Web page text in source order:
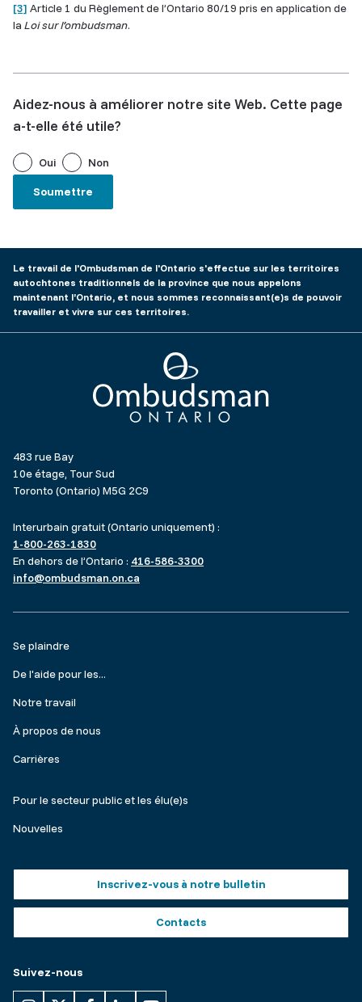
[3] Article 1 du Règlement de l’Ontario 80/19 pris en application de
la Loi sur l’ombudsman.
Aidez-nous à améliorer notre site Web. Cette page
a-t-elle été utile?
Oui Non
Le travail de l'Ombudsman de l'Ontario s'effectue sur les territoires
autochtones traditionnels de la province que nous appelons
maintenant l’Ontario, et nous sommes reconnaissant(e)s de pouvoir
travailler et vivre sur ces territoires.
Ombudsman Ontario
483 rue Bay
10e étage, Tour Sud
Toronto (Ontario) M5G 2C9
Interurbain gratuit (Ontario uniquement) :
1-800-263-1830
En dehors de l’Ontario : 416-586-3300
info@ombudsman.on.ca
Footer
menu
Se plaindre
De l'aide pour les...
Notre travail
À propos de nous
Carrières
Make
a
Pour le secteur public et les élu(e)s
Nouvelles
buttons
Inscrivez-vous à notre bulletin
Contacts
Suivez-nous